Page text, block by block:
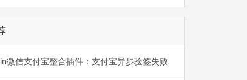
微信支付宝整合插件：支付宝异步验签失败